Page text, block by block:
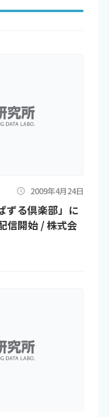
2009年4月24日
ずる倶楽部」に
信開始 / 株式会